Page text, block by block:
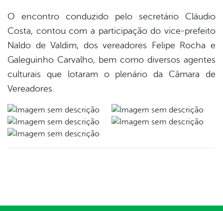
O encontro conduzido pelo secretário Cláudio
Costa, contou com a participação do vice-prefeito
Naldo de Valdim, dos vereadores Felipe Rocha e
Galeguinho Carvalho, bem como diversos agentes
culturais que lotaram o plenário da Câmara de
Vereadores.